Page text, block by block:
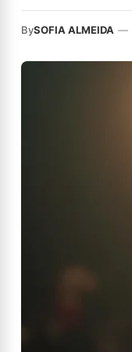
BySOFIA ALMEIDA —